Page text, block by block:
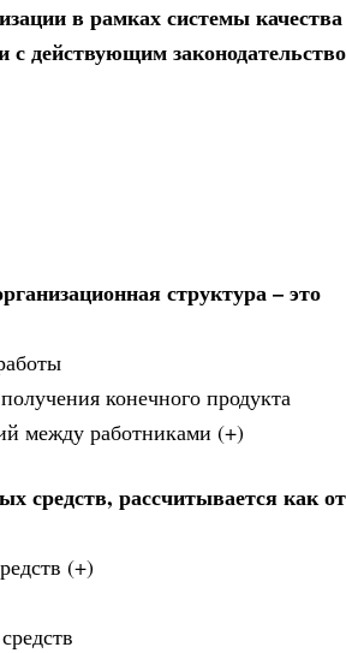
в рамках системы качества
с действующим
структура – это
конечного продукта
между работниками (+)
средств, рассчитывается как
(+)